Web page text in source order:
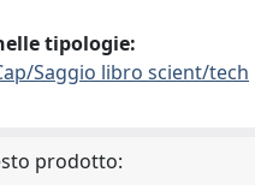
tipologie:
Saggio libro scient/tech
prodotto: